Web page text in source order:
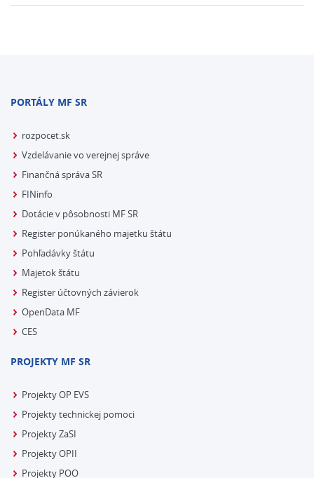
PORTÁLY MF SR
rozpocet.sk
Vzdelávanie vo verejnej správe
Finančná správa SR
FINinfo
Dotácie v pôsobnosti MF SR
Register ponúkaného majetku štátu
Pohľadávky štátu
Majetok štátu
Register účtovných závierok
OpenData MF
CES
PROJEKTY MF SR
Projekty OP EVS
Projekty technickej pomoci
Projekty ZaSI
Projekty OPII
Projekty POO